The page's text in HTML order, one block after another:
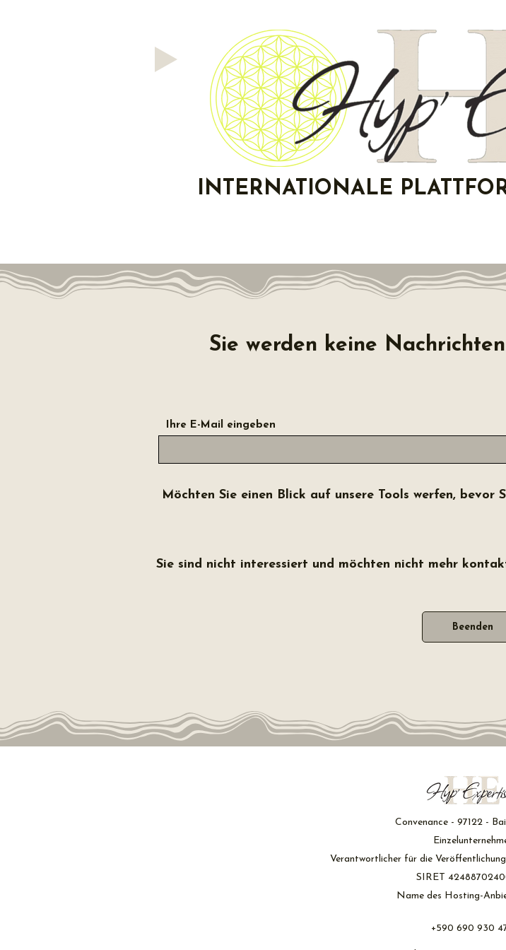
INTERNATIONALE
Sie werden keine
Ihre E-Mail eingeben
Möchten Sie einen Blick auf unsere Tools werfen, bevor
Sie sind nicht interessiert und möchten nicht mehr
Beenden
Convenance - 97122 -
Verantwortlicher für die
SIRET
Name des Hosting-
+590 690 930